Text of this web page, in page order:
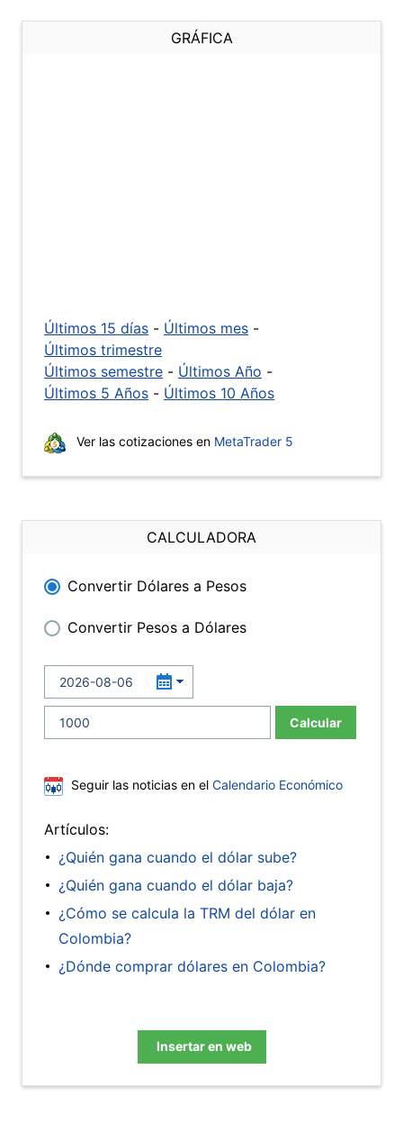
GRÁFICA
Últimos 15 días - Últimos mes -
Últimos trimestre
Últimos semestre - Últimos Año -
Últimos 5 Años - Últimos 10 Años
Ver las cotizaciones en MetaTrader 5
CALCULADORA
Convertir Dólares a Pesos
Convertir Pesos a Dólares
Calcular
Seguir las noticias en el Calendario Económico
Artículos:
¿Quién gana cuando el dólar sube?
¿Quién gana cuando el dólar baja?
¿Cómo se calcula la TRM del dólar en
Colombia?
¿Dónde comprar dólares en Colombia?
Insertar en web